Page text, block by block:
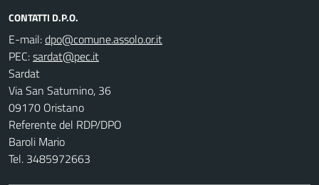
CONTATTI D.P.O.
E-mail:
PEC:
Sardat
Via San Saturnino, 36
09170 Oristano
Referente del RDP/DPO
Baroli Mario
Tel. 3485972663